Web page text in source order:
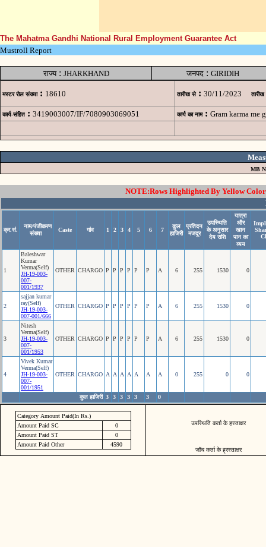
The Mahatma Gandhi National Rural Employment Guarantee Act
Mustroll Report
राज्य: JHARKHAND जनपद : GIRIDIH
मस्टर रोल संख्या : 18610 तारीख से : 30/11/2023 तारीख
कार्य-संहित : 3419003007/IF/7080903069051 कार्य का नाम : Gram karma me
MB
NOTE:Rows Highlighted By Yellow
क्र.सं.
नाम/पंजीकरण
संख्या
Caste गांव 1 2 3 4 5 6 7
कुल
हाजिरी
प्रतिदन
मजदूर
उपस्थिति
के अनुसार
देय राशि
यात्रा
और
खान
पान का
व्यय
1
Baleshwar
Kumar
Verma(Self)
JH-19-003-
007-
001/1937
OTHER CHARGO P P P P P P A 6 255 1530 0
2
sajjan kumar
ray(Self)
JH-19-003-
007-001/666
OTHER CHARGO P P P P P P A 6 255 1530 0
3
Nitesh
Verma(Self)
JH-19-003-
007-
001/1953
OTHER CHARGO P P P P P P A 6 255 1530 0
4
Vivek Kumar
Verma(Self)
JH-19-003-
007-
001/1951
OTHER CHARGO A A A A A A A 0 255 0 0
कुल हाजिरी 3 3 3 3 3 3 0
Category Amount Paid(In Rs.)
Amount Paid SC
0
Amount Paid ST
0
Amount Paid Other
4590
उपस्थिति कर्ता के हस्ताक्षर
जॉच कर्ता के ह्रस्ताक्षर